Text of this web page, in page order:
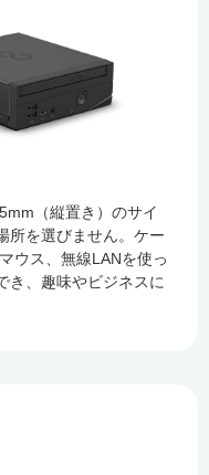
（縦置き）のサイ
所を選びません。ケー
ウス、無線LANを使っ
き、趣味やビジネスに